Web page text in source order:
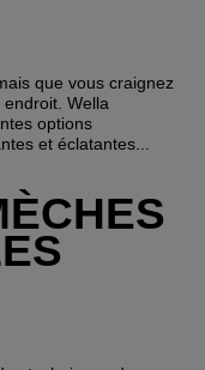
que vous craignez
Wella
options
et éclatantes...